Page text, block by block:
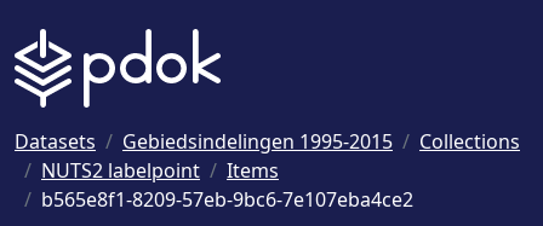
Datasets Gebiedsindelingen 1995-2015
Collections
NUTS2 labelpoint
Items
b565e8f1-8209-57eb-9bc6-7e107eba4ce2